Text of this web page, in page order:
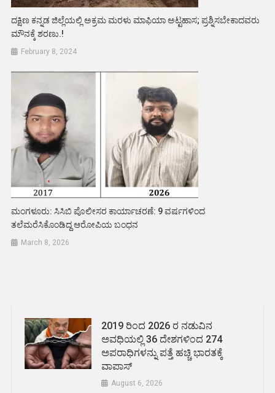
ದಕ್ಷಿಣ ಕನ್ನಡ ಜಿಲ್ಲೆಯಲ್ಲಿ ಅಕ್ರಮ ಮರಳು ಮಾಫಿಯಾ ಅಟ್ಟಹಾಸ; ಪ್ರಶ್ನಿಸಬೇಕಾದವರು
ಮೌನಕ್ಕೆ ಶರಣು.!
February 8, 2024
ಮಂಗಳೂರು: ಸಿಸಿಬಿ ಪೊಲೀಸರ ಕಾರ್ಯಾಚರಣೆ: 9 ವರ್ಷಗಳಿಂದ
ತಲೆಮರೆಸಿಕೊಂಡಿದ್ದ ಆರೋಪಿಯ ಬಂಧನ
March 8, 2026
2019 ರಿಂದ 2026 ರ ನಡುವಿನ
ಅವಧಿಯಲ್ಲಿ 36 ದೇಶಗಳಿಂದ 274
ಅಪರಾಧಿಗಳನ್ನು ಪತ್ತೆ ಹಚ್ಚಿ ಭಾರತಕ್ಕೆ
ವಾಪಾಸ್
August 6, 2026